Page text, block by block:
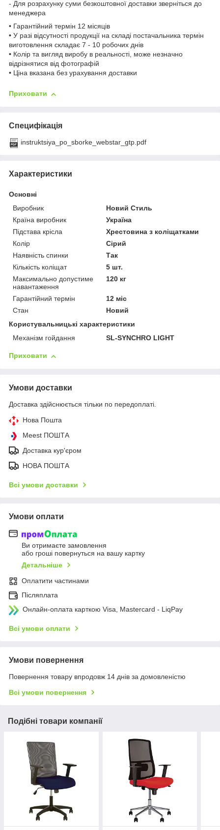
- Для розрахунку суми безкоштовної доставки зверніться до
менеджера
• Гарантійний термін 12 місяців
• У разі відсутності продукції на складі постачальника термін
виготовлення складає 7 - 10 робочих днів
• Колір та вигляд виробу в реальності, може незначно
відрізнятися від фотографій
• Ціна вказана без урахування доставки
Приховати
Специфікація
instruktsiya_po_sborke_webstar_gtp.pdf
Характеристики
Основні
Виробник
Новий Стиль
Країна виробник
Україна
Підстава крісла
Хрестовина з коліщатками
Колір
Сірий
Наявність спинки
Так
Кількість коліщат
5 шт.
Максимально допустиме
навантаження
120 кг
Гарантійний термін
12 міс
Стан
Новий
Користувальницькі характеристики
Механізм гойдання
SL-SYNCHRO LIGHT
Приховати
Умови доставки
Доставка здійснюється тільки по передоплаті.
Нова Пошта
Meest ПОШТА
Доставка кур'єром
НОВА ПОШТА
Всі умови доставки
Умови оплати
Ви отримаєте замовлення
або гроші повернуться на вашу картку
Детальніше
Оплатити частинами
Післяплата
Онлайн-оплата карткою Visa, Mastercard - LiqPay
Всі умови оплати
Умови повернення
Повернення товару впродовж 14 днів за домовленістю
Всі умови повернення
Подібні товари компанії